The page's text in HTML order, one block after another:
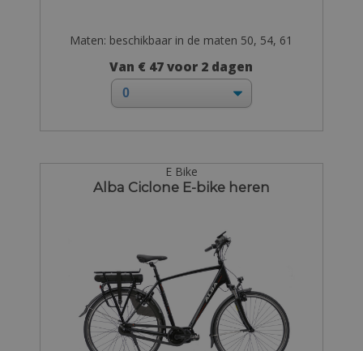
Maten: beschikbaar in de maten 50, 54, 61
Van € 47 voor 2 dagen
E Bike
Alba Ciclone E-bike heren